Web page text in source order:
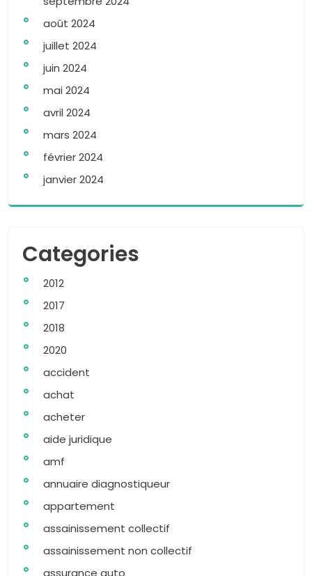
août 2024
juillet 2024
juin 2024
mai 2024
avril 2024
mars 2024
février 2024
janvier 2024
Categories
2012
2017
2018
2020
accident
achat
acheter
aide juridique
amf
annuaire diagnostiqueur
appartement
assainissement collectif
assainissement non collectif
assurance auto